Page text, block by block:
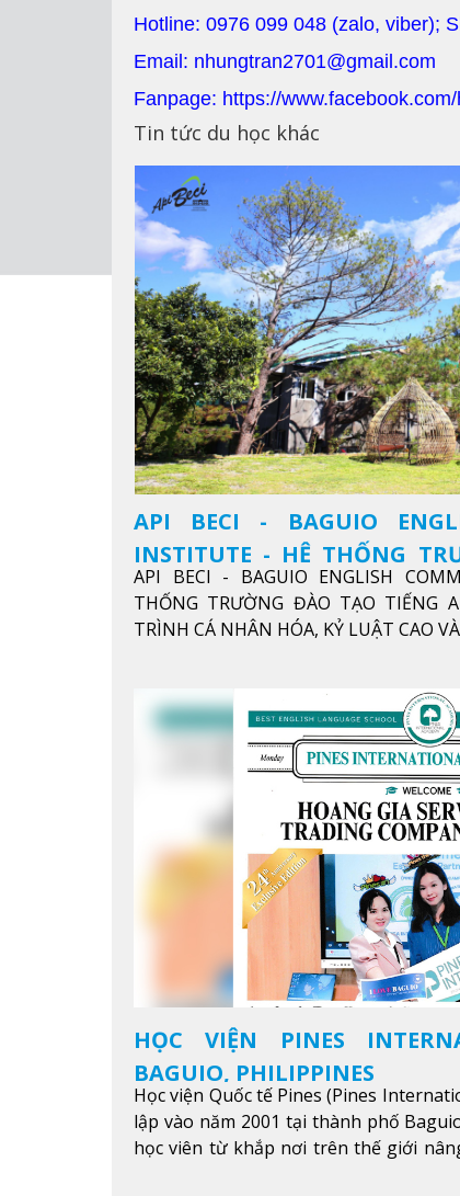
Hotline: 0976 099 048 (zalo, viber);
Email: nhungtran2701@gmail.com
Fanpage: https://
Tin tức du học khác
API BECI - BAGUIO
INSTITUTE - HỆ THỐNG
ANH CHUẨN QUỐC TẾ
API BECI - BAGUIO ENGLISH
THỐNG TRƯỜNG ĐÀO TẠO TIẾNG
TRÌNH CÁ NHÂN HÓA, KỶ LUẬT CAO
HỌC VIỆN PINES
BAGUIO, PHILIPPINES
Học viện Quốc tế Pines (Pines
lập vào năm 2001 tại thành phố
học viên từ khắp nơi trên thế giới